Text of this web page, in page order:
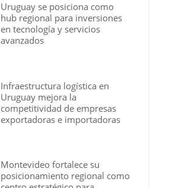
Uruguay se posiciona como
hub regional para inversiones
en tecnología y servicios
avanzados
Infraestructura logística en
Uruguay mejora la
competitividad de empresas
exportadoras e importadoras
Montevideo fortalece su
posicionamiento regional como